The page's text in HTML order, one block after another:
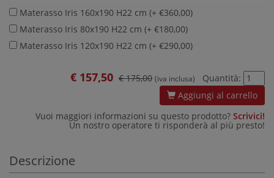
Materasso Iris 160x190 H22 cm (+ €360,00)
Materasso Iris 80x190 H22 cm (+ €180,00)
Materasso Iris 120x190 H22 cm (+ €290,00)
€ 157,50 € 175,00 (iva inclusa)
Quantità:
Aggiungi al carrello
Vuoi maggiori informazioni su questo prodotto? Scrivici!
Un nostro operatore ti risponderà al più presto!
Descrizione